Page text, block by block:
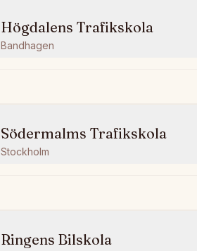
Högdalens Trafikskola
Bandhagen
Södermalms Trafikskola
Stockholm
Ringens Bilskola